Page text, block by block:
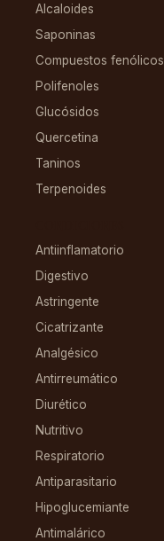
Alcaloides
Saponinas
Compuestos fenólicos
Polifenoles
Glucósidos
Quercetina
Taninos
Terpenoides
Antiinflamatorio
Digestivo
Astringente
Cicatrizante
Analgésico
Antirreumático
Diurético
Nutritivo
Respiratorio
Antiparasitario
Hipoglucemiante
Antimalárico